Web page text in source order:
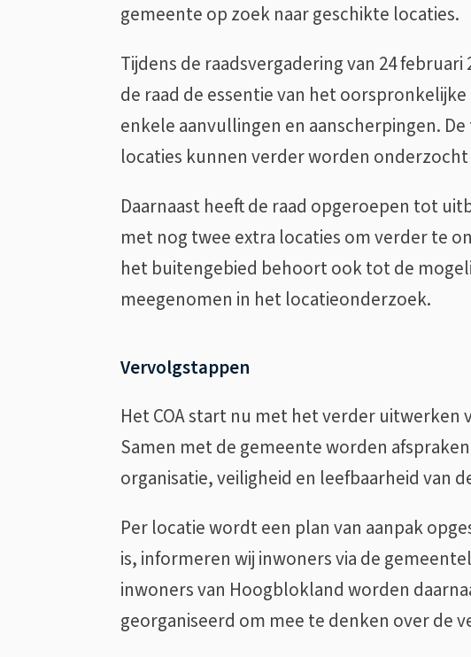
gemeente op zoek naar geschikte locaties.
Tijdens de raadsvergadering van 24
de raad de essentie van het
enkele aanvullingen en aanscherpingen.
locaties kunnen verder worden onderzocht
Daarnaast heeft de raad opgeroepen tot
met nog twee extra locaties om verder te
het buitengebied behoort ook tot de
meegenomen in het locatieonderzoek.
Vervolgstappen
Het COA start nu met het verder uitwerken
Samen met de gemeente worden
organisatie, veiligheid en leefbaarheid van
Per locatie wordt een plan van aanpak
is, informeren wij inwoners via de
inwoners van Hoogblokland worden
georganiseerd om mee te denken over de